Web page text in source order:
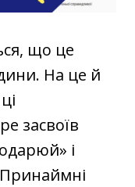
що це
На це й
засвоїв
і
Принаймні